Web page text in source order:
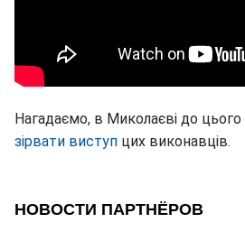
Нагадаємо, в Миколаєві до цього
зірвати виступ цих виконавців.